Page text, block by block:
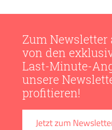
Zum
von den
Last-Minute-
unsere
profitieren!
Jetzt zum